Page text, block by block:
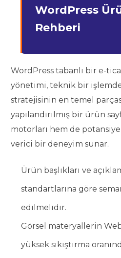
WordPress
Rehberi
WordPress tabanlı bir e-
yönetimi, teknik bir
stratejisinin en temel
yapılandırılmış bir ürün
motorları hem de
verici bir deneyim sunar.
Ürün başlıkları ve
standartlarına göre
edilmelidir.
Görsel materyallerin
yüksek sıkıştırma